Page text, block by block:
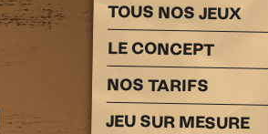
TOUS NOS JEUX
LE CONCEPT
NOS TARIFS
JEU SUR MESURE